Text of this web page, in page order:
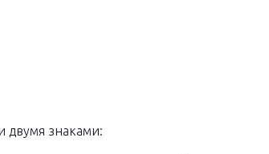
двумя знаками: